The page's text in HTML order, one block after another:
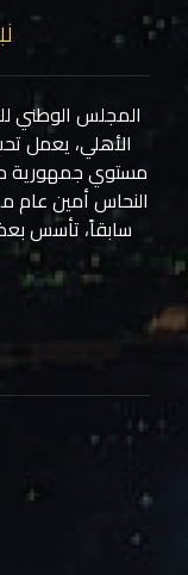
المجلس الوطني
الأهلي، يعمل
مستوي جمهورية
النحاس أمين عام
سابقاً، تأسس